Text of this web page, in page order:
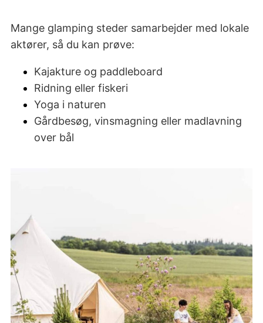
Mange glamping steder samarbejder med lokale
aktører, så du kan prøve:
Kajakture og paddleboard
Ridning eller fiskeri
Yoga i naturen
Gårdbesøg, vinsmagning eller madlavning
over bål